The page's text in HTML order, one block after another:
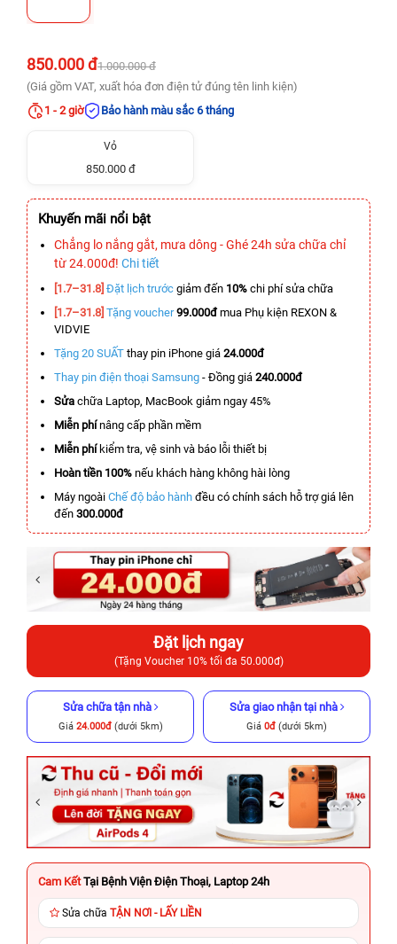
850.000 đ1.000.000 đ
(Giá gồm VAT, xuất hóa đơn điện tử đúng tên linh kiện)
1 - 2 giờ
Bảo hành màu sắc 6 tháng
Vỏ
850.000 đ
Khuyến mãi nổi bật
Chẳng lo nắng gắt, mưa dông - Ghé 24h sửa chữa chỉ
từ 24.000đ! Chi tiết
[1.7–31.8] Đặt lịch trước giảm đến 10% chi phí sửa chữa
[1.7–31.8] Tặng voucher 99.000đmua Phụ kiện REXON &
VIDVIE
Tặng 20 SUẤT thay pin iPhone giá 24.000đ
Thay pin điện thoại Samsung - Đồng giá 240.000đ
Sửa chữa Laptop, MacBook giảm ngay 45%
Miễn phínâng cấp phần mềm
Miễn phíkiểm tra, vệ sinh và báo lỗi thiết bị
Hoàn tiền 100% nếu khách hàng không hài lòng
Máy ngoài Chế độ bảo hành đều có chính sách hỗ trợ giá lên
đến 300.000đ
Đặt lịch ngay
(Tặng Voucher 10% tối đa 50.000đ)
Sửa chữa tận nhà
Giá 24.000đ(dưới 5km)
Sửa giao nhận tại nhà
Giá 0đ (dưới 5km)
Cam Kết Tại Bệnh Viện Điện Thoại, Laptop 24h
Sửa chữa TẬN NƠI - LẤY LIỀN